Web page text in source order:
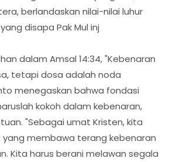
berlandaskan nilai-nilai luhur
disapa Pak Mul inj
dalam Amsal 14:34, "Kebenaran
tetapi dosa adalah noda
menegaskan bahwa fondasi
kokoh dalam kebenaran,
"Sebagai umat Kristen, kita
membawa terang kebenaran
Kita harus berani melawan segala